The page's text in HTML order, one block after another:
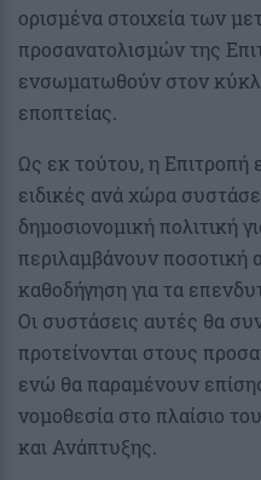
ορισμένα στοιχεία των
προσανατολισμών της
ενσωματωθούν στον
εποπτείας.
Ως εκ τούτου, η Επιτροπή
ειδικές ανά χώρα
δημοσιονομική πολιτική
περιλαμβάνουν ποσοτική
καθοδήγηση για τα
Οι συστάσεις αυτές θα
προτείνονται στους
ενώ θα παραμένουν
νομοθεσία στο πλαίσιο
και Ανάπτυξης.